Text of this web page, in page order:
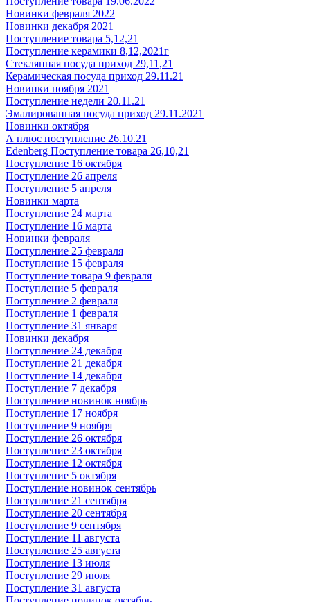
Новинки февраля 2022
Новинки декабря 2021
Поступление товара 5,12,21
Поступление керамики 8,12,2021г
Стеклянная посуда приход 29,11,21
Керамическая посуда приход 29.11.21
Новинки ноября 2021
Поступление недели 20.11.21
Эмалированная посуда приход 29.11.2021
Новинки октября
А плюс поступление 26.10.21
Edenberg Поступление товара 26,10,21
Поступление 16 октября
Поступление 26 апреля
Поступление 5 апреля
Новинки марта
Поступление 24 марта
Поступление 16 марта
Новинки февраля
Поступление 25 февраля
Поступление 15 февраля
Поступление товара 9 февраля
Поступление 5 февраля
Поступление 2 февраля
Поступление 1 февраля
Поступление 31 января
Новинки декабря
Поступление 24 декабря
Поступление 21 декабря
Поступление 14 декабря
Поступление 7 декабря
Поступление новинок ноябрь
Поступление 17 ноября
Поступление 9 ноября
Поступление 26 октября
Поступление 23 октября
Поступление 12 октября
Поступление 5 октября
Поступление новинок сентябрь
Поступление 21 сентября
Поступление 20 сентября
Поступление 9 сентября
Поступление 11 августа
Поступление 25 августа
Поступление 13 июля
Поступление 29 июля
Поступление 31 августа